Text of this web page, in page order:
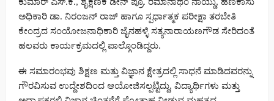
ಕುಮಾರ್ ಎಸ್.ಕೆ., ಶೈಕ್ಷಣಿಕ ಡೀನ್ ಪ್ರೊ. ರಮಾನಾಥಂ ನಾಯ್ಡು, ಹಣಕಾಸು
ಅಧಿಕಾರಿ ಡಾ. ನಿರಂಜನ್ ರಾಜ್ ಹಾಗೂ ಸ್ಪರ್ಧಾತ್ಮಕ ಪರೀಕ್ಷಾ ತರಬೇತಿ
ಕೇಂದ್ರದ ಸಂಯೋಜನಾಧಿಕಾರಿ ಜೈನಹಳ್ಳಿ ಸತ್ಯನಾರಾಯಣಗೌಡ ಸೇರಿದಂತೆ
ಹಲವರು ಕಾರ್ಯಕ್ರಮದಲ್ಲಿ ಪಾಲ್ಗೊಂಡಿದ್ದರು.
ಈ ಸಮಾರಂಭವು ಶಿಕ್ಷಣ ಮತ್ತು ವಿಜ್ಞಾನ ಕ್ಷೇತ್ರದಲ್ಲಿ ಸಾಧನೆ ಮಾಡಿದವರನ್ನು
ಗೌರವಿಸುವ ಉದ್ದೇಶದಿಂದ ಆಯೋಜಿಸಲ್ಪಟ್ಟಿದ್ದು, ವಿದ್ಯಾರ್ಥಿಗಳು ಮತ್ತು